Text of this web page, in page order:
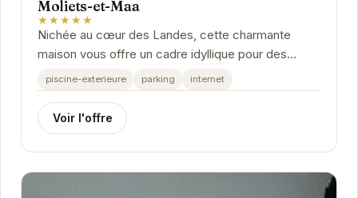
Moliets-et-Maa
★★★★★
Nichée au cœur des Landes, cette charmante
maison vous offre un cadre idyllique pour des
vacances inoubliables.
piscine-exterieure parking internet
Voir l'offre